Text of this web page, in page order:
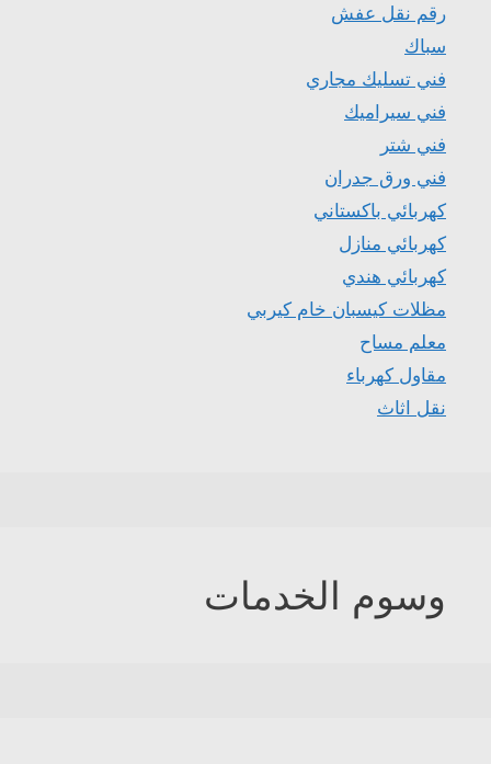
رقم نقل عفش
سباك
فني تسليك مجاري
فني سيراميك
فني شتر
فني ورق جدران
كهربائي باكستاني
كهربائي منازل
كهربائي هندي
مظلات كيسبان خام كيربي
معلم مساح
مقاول كهرباء
نقل اثاث
وسوم الخدمات